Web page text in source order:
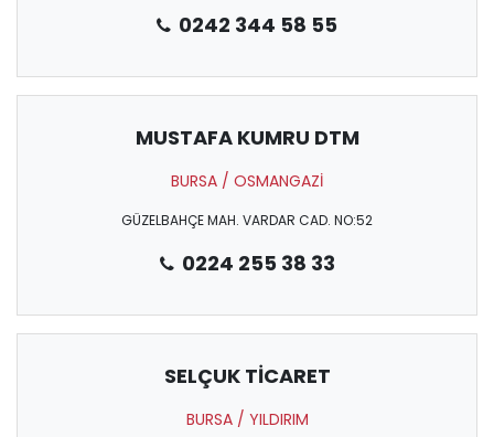
0242 344 58 55
MUSTAFA KUMRU DTM
BURSA / OSMANGAZİ
GÜZELBAHÇE MAH. VARDAR CAD. NO:52
0224 255 38 33
SELÇUK TİCARET
BURSA / YILDIRIM